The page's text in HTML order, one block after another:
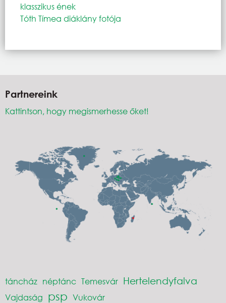
klasszikus ének
Tóth Tímea diáklány fotója
Partnereink
Kattintson, hogy megismerhesse őket!
táncház néptánc Temesvár Hertelendyfalva
Vajdaság psp Vukovár